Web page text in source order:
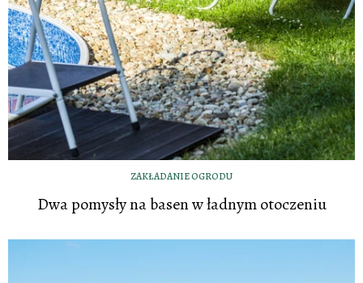
ZAKŁADANIE OGRODU
Dwa pomysły na basen w ładnym otoczeniu